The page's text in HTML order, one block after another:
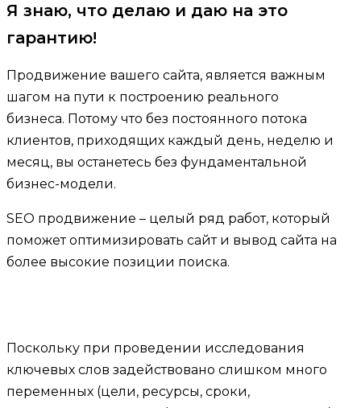
Я знаю, что делаю и даю на это
гарантию!
Продвижение вашего сайта, является важным
шагом на пути к построению реального
бизнеса. Потому что без постоянного потока
клиентов, приходящих каждый день, неделю и
месяц, вы останетесь без фундаментальной
бизнес-модели.
SEO продвижение – целый ряд работ, который
поможет оптимизировать сайт и вывод сайта на
более высокие позиции поиска.
Поскольку при проведении исследования
ключевых слов задействовано слишком много
переменных (цели, ресурсы, сроки,